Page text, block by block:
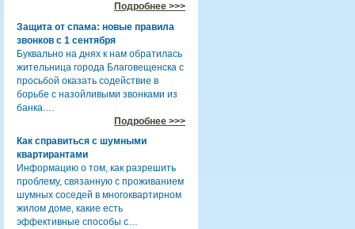
Подробнее >>>
Защита от спама: новые правила
звонков с 1 сентября
Буквально на днях к нам обратилась
жительница города Благовещенска с
просьбой оказать содействие в
борьбе с назойливыми звонками из
банка.…
Подробнее >>>
Как справиться с шумными
квартирантами
Информацию о том, как разрешить
проблему, связанную с проживанием
шумных соседей в многоквартирном
жилом доме, какие есть
эффективные способы с…